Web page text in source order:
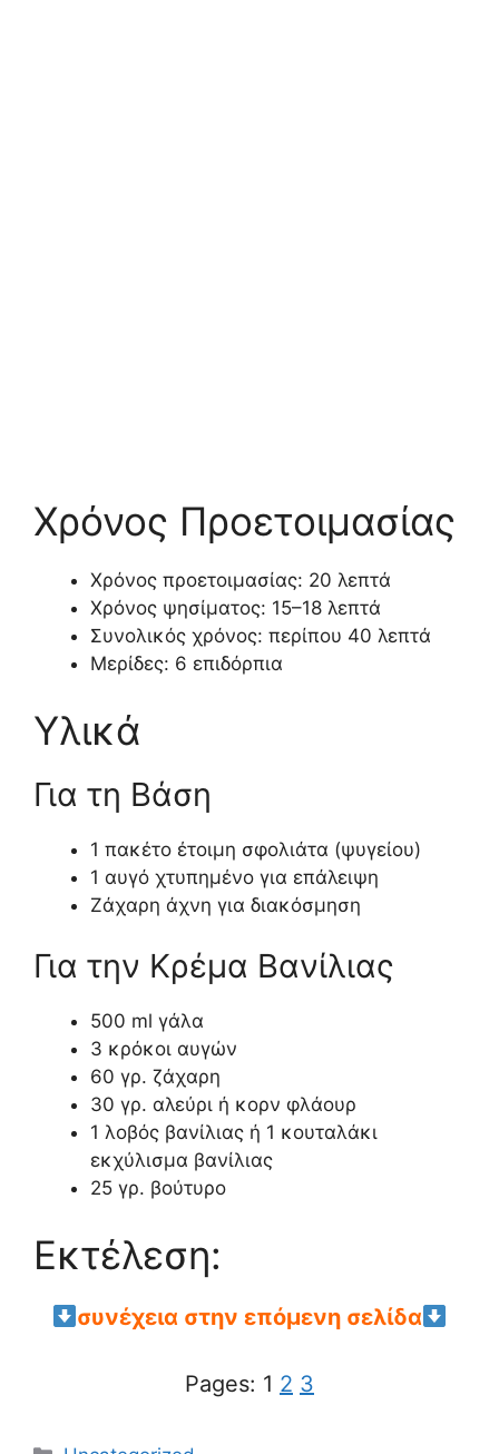
Χρόνος Προετοιμασίας
Χρόνος προετοιμασίας: 20 λεπτά
Χρόνος ψησίματος: 15–18 λεπτά
Συνολικός χρόνος: περίπου 40 λεπτά
Μερίδες: 6 επιδόρπια
Υλικά
Για τη Βάση
1 πακέτο έτοιμη σφολιάτα (ψυγείου)
1 αυγό χτυπημένο για επάλειψη
Ζάχαρη άχνη για διακόσμηση
Για την Κρέμα Βανίλιας
500 ml γάλα
3 κρόκοι αυγών
60 γρ. ζάχαρη
30 γρ. αλεύρι ή κορν φλάουρ
1 λοβός βανίλιας ή 1 κουταλάκι
εκχύλισμα βανίλιας
25 γρ. βούτυρο
Εκτέλεση:
συνέχεια στην επόμενη σελίδα
Pages: 1 2 3